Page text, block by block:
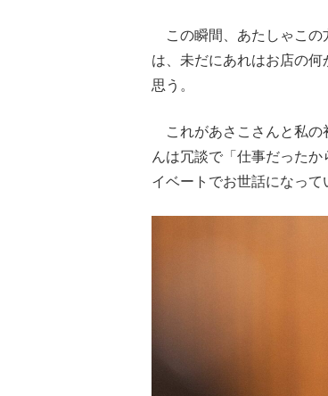
この瞬間、あたしゃこの
は、未だにあれはお店の
思う。
これがあさこさんと私の
んは冗談で「仕事だった
イベートでお世話になって